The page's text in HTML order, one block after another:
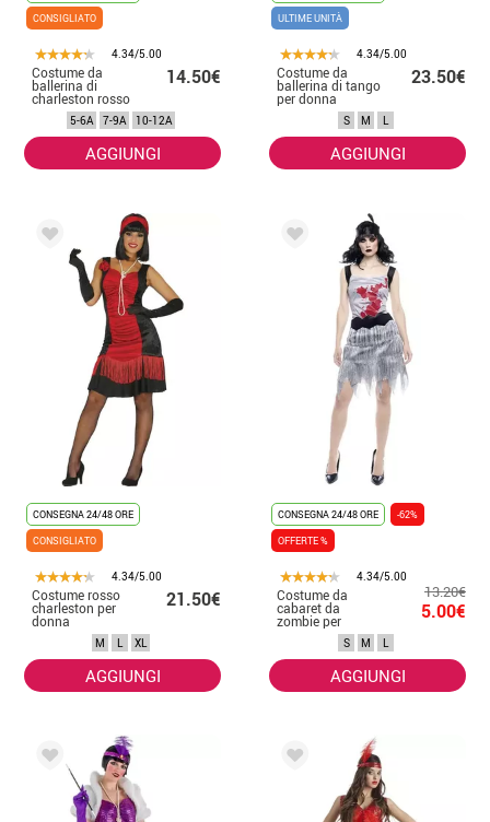
CONSIGLIATO
4.34/5.00
Costume da
ballerina di
charleston rosso
per bambina
14.50€
5-6A 7-9A 10-12A
AGGIUNGI
ULTIME UNITÀ
4.34/5.00
Costume da
ballerina di tango
per donna
23.50€
S M L
AGGIUNGI
CONSEGNA 24/48 ORE
CONSIGLIATO
4.34/5.00
Costume rosso
charleston per
donna
21.50€
M L XL
AGGIUNGI
CONSEGNA 24/48 ORE
-62%
OFFERTE %
4.34/5.00
Costume da
cabaret da
zombie per
13.20€
5.00€
S M L
AGGIUNGI